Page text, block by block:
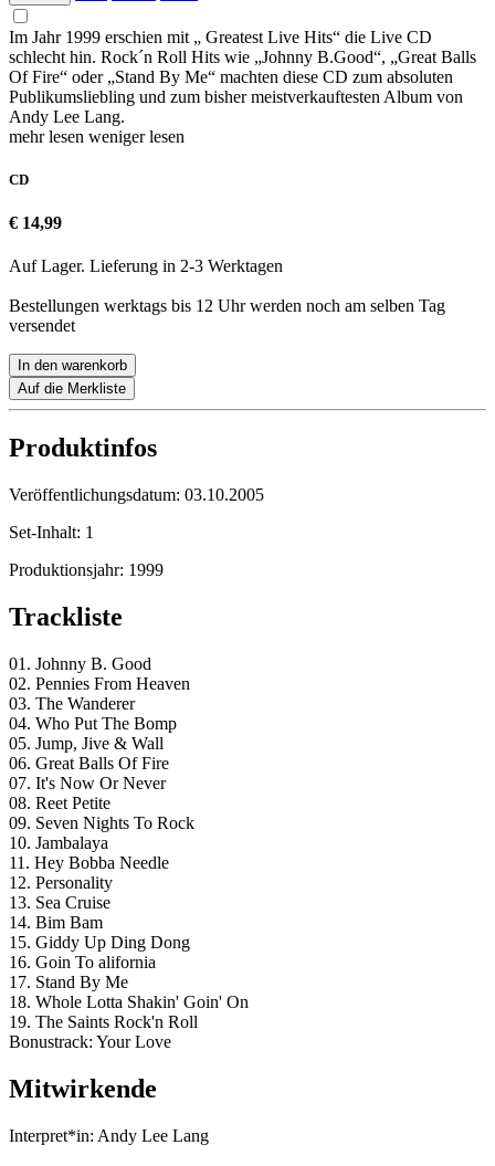
Im Jahr 1999 erschien mit „ Greatest Live Hits“ die Live CD
schlecht hin. Rock´n Roll Hits wie „Johnny B.Good“, „Great Balls
Of Fire“ oder „Stand By Me“ machten diese CD zum absoluten
Publikumsliebling und zum bisher meistverkauftesten Album von
Andy Lee Lang.
mehr lesen weniger lesen
CD
€ 14,99
Auf Lager. Lieferung in 2-3 Werktagen
Bestellungen werktags bis 12 Uhr werden noch am selben Tag
versendet
In den warenkorb
Auf die Merkliste
Produktinfos
Veröffentlichungsdatum: 03.10.2005
Set-Inhalt: 1
Produktionsjahr: 1999
Trackliste
01. Johnny B. Good
02. Pennies From Heaven
03. The Wanderer
04. Who Put The Bomp
05. Jump, Jive & Wall
06. Great Balls Of Fire
07. It's Now Or Never
08. Reet Petite
09. Seven Nights To Rock
10. Jambalaya
11. Hey Bobba Needle
12. Personality
13. Sea Cruise
14. Bim Bam
15. Giddy Up Ding Dong
16. Goin To alifornia
17. Stand By Me
18. Whole Lotta Shakin' Goin' On
19. The Saints Rock'n Roll
Bonustrack: Your Love
Mitwirkende
Interpret*in: Andy Lee Lang